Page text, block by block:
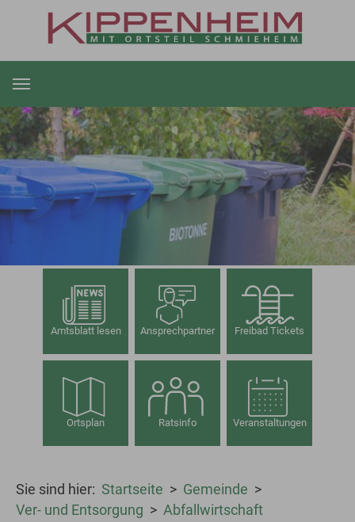
Zum Hauptinhalt springen
Amtsblatt lesen Ansprechpartner Freibad Tickets
Ortsplan Ratsinfo Veranstaltungen
Sie sind hier:
Startseite
Gemeinde
Ver- und Entsorgung
Abfallwirtschaft